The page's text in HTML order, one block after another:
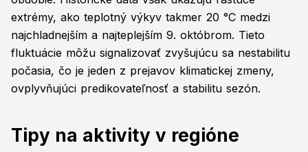
extrémy, ako teplotný výkyv takmer 20 °C medzi
najchladnejším a najteplejším 9. októbrom. Tieto
fluktuácie môžu signalizovať zvyšujúcu sa nestabilitu
počasia, čo je jeden z prejavov klimatickej zmeny,
ovplyvňujúci predikovateľnosť a stabilitu sezón.
Tipy na aktivity v regióne